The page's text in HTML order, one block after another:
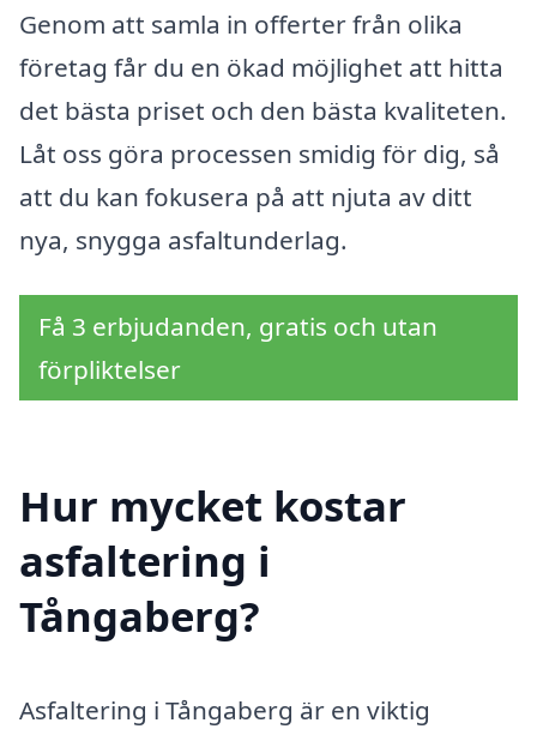
Genom att samla in offerter från olika
företag får du en ökad möjlighet att hitta
det bästa priset och den bästa kvaliteten.
Låt oss göra processen smidig för dig, så
att du kan fokusera på att njuta av ditt
nya, snygga asfaltunderlag.
Få 3 erbjudanden, gratis och utan
förpliktelser
Hur mycket kostar
asfaltering i
Tångaberg?
Asfaltering i Tångaberg är en viktig